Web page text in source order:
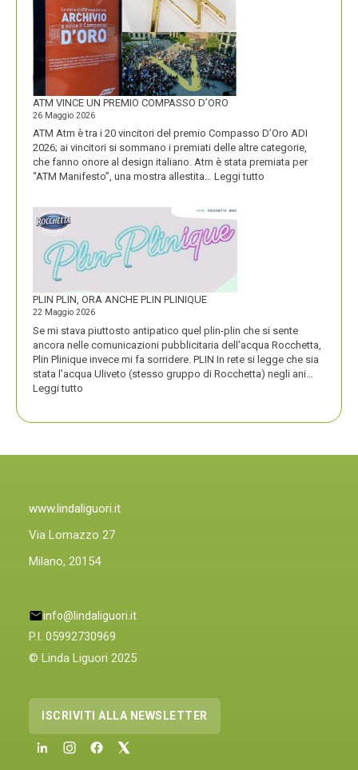
ENERGIA
MOSTRA
LA
SUA
IDENTITÀ
FORTE
ATM VINCE UN PREMIO COMPASSO D’ORO
26 Maggio 2026
ATM Atm è tra i 20 vincitori del premio Compasso D’Oro ADI
2026; ai vincitori si sommano i premiati delle altre categorie,
che fanno onore al design italiano. Atm è stata premiata per
“ATM Manifesto”, una mostra allestita… Leggi tutto
PLIN PLIN, ORA ANCHE PLIN PLINIQUE
22 Maggio 2026
Se mi stava piuttosto antipatico quel plin-plin che si sente
ancora nelle comunicazioni pubblicitaria dell’acqua Rocchetta,
Plin Plinique invece mi fa sorridere. PLIN In rete si legge che sia
stata l’acqua Uliveto (stesso gruppo di Rocchetta) negli ani…
Leggi tutto
PLIN
www.lindaliguori.it
Via Lomazzo 27
Milano, 20154
info@lindaliguori.it
P.I. 05992730969
© Linda Liguori 2025
ISCRIVITI ALLA NEWSLETTER